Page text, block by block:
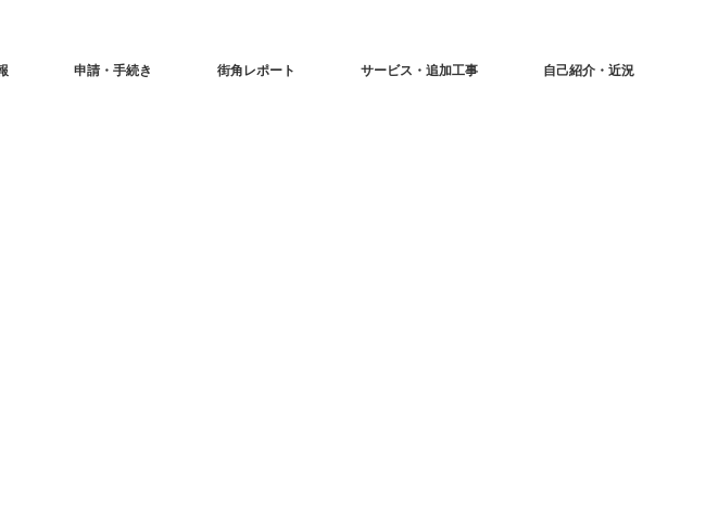
申請・手続き 街角レポート サービス・追加工事 自己紹介・近況